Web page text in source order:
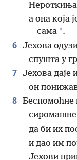
Нероткиња
а она која
сама *.
6 Јехова
спушта у
7 Јехова даје
он
8 Беспомоћне
да би их
и дао им
Јехови